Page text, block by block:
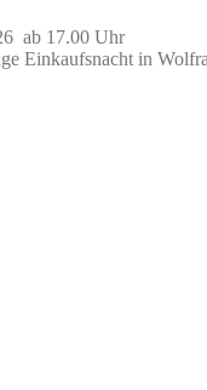
ab 17.00 Uhr
Einkaufsnacht in